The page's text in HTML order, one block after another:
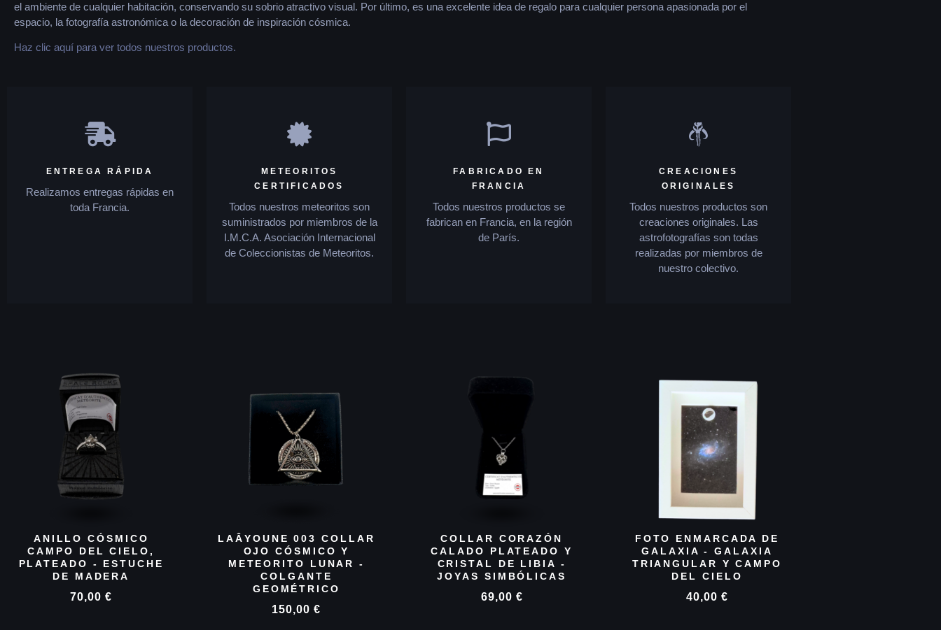
el ambiente de cualquier habitación, conservando su sobrio atractivo visual. Por último, es una excelente idea de regalo para cualquier persona apasionada por el
espacio, la fotografía astronómica o la decoración de inspiración cósmica.
Haz clic aquí para ver todos nuestros productos.
ENTREGA RÁPIDA
Realizamos entregas rápidas en
toda Francia.
METEORITOS
CERTIFICADOS
Todos nuestros meteoritos son
suministrados por miembros de la
I.M.C.A. Asociación Internacional
de Coleccionistas de Meteoritos.
FABRICADO EN
FRANCIA
Todos nuestros productos se
fabrican en Francia, en la región
de París.
CREACIONES
ORIGINALES
Todos nuestros productos son
creaciones originales. Las
astrofotografías son todas
realizadas por miembros de
nuestro colectivo.
ANILLO CÓSMICO
CAMPO DEL CIELO,
PLATEADO - ESTUCHE
DE MADERA
70,00€
LAÂYOUNE 003 COLLAR
OJO CÓSMICO Y
METEORITO LUNAR -
COLGANTE
GEOMÉTRICO
150,00€
COLLAR CORAZÓN
CALADO PLATEADO Y
CRISTAL DE LIBIA -
JOYAS SIMBÓLICAS
69,00 €
FOTO ENMARCADA DE
GALAXIA - GALAXIA
TRIANGULAR Y CAMPO
DEL CIELO
40,00 €